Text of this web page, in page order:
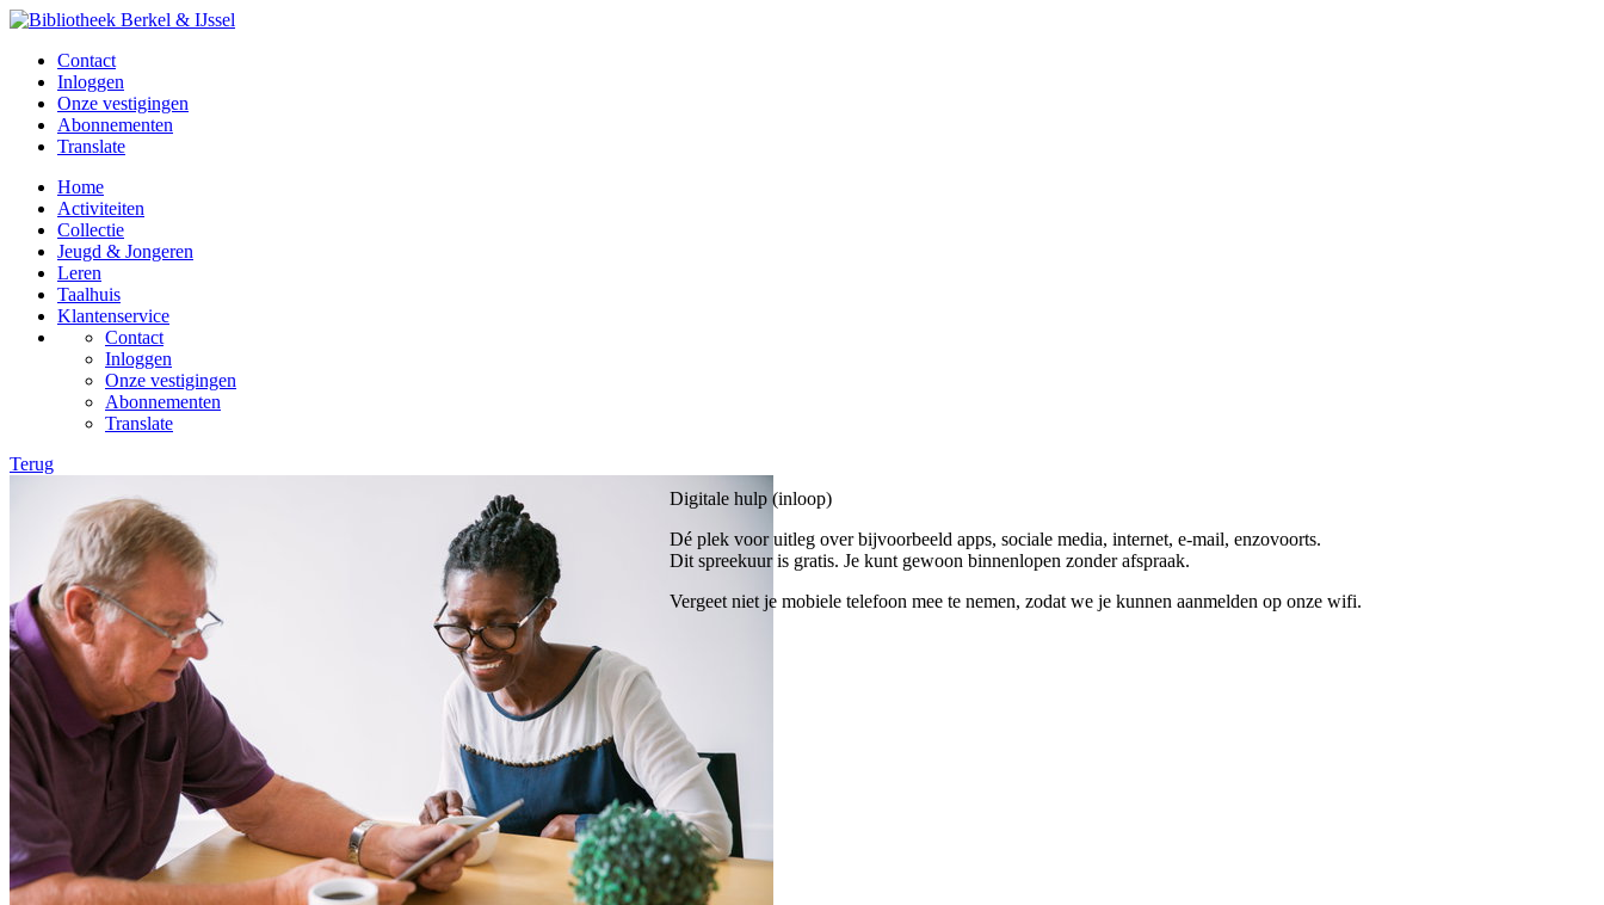
Contact
Inloggen
Onze vestigingen
Abonnementen
Translate
Home
Activiteiten
Collectie
Jeugd & Jongeren
Leren
Taalhuis
Klantenservice
Contact
Inloggen
Onze vestigingen
Abonnementen
Translate
Terug
Digitale hulp (inloop)
Dé plek voor uitleg over bijvoorbeeld apps, sociale media, internet, e-mail, enzovoorts.
Dit spreekuur is gratis. Je kunt gewoon binnenlopen zonder afspraak.
Vergeet niet je mobiele telefoon mee te nemen, zodat we je kunnen aanmelden op onze wifi.